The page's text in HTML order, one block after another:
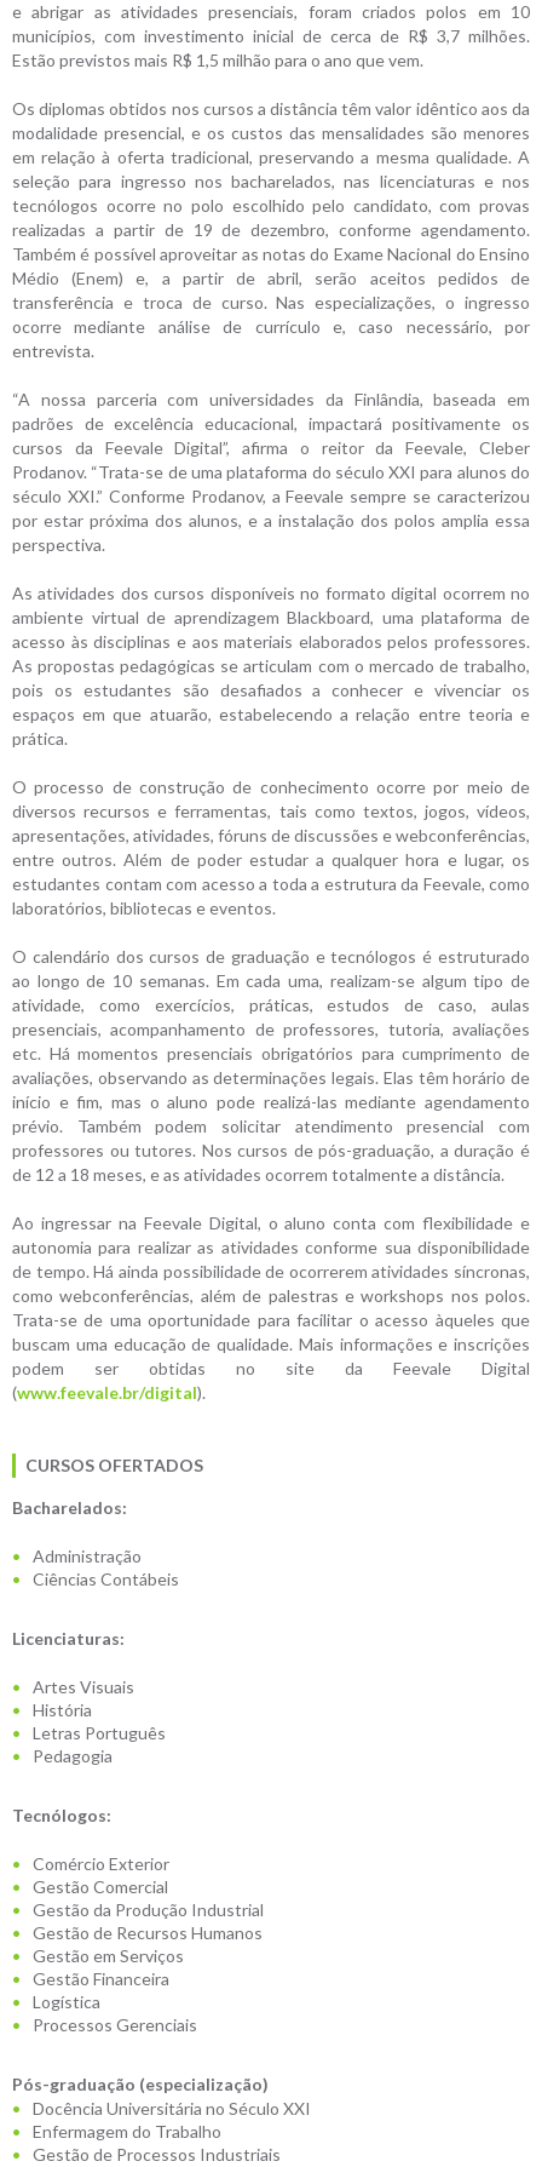
e abrigar as atividades presenciais, foram criados polos em 10
municípios, com investimento inicial de cerca de R$ 3,7 milhões.
Estão previstos mais R$ 1,5 milhão para o ano que vem.
Os diplomas obtidos nos cursos a distância têm valor idêntico aos da
modalidade presencial, e os custos das mensalidades são menores
em relação à oferta tradicional, preservando a mesma qualidade. A
seleção para ingresso nos bacharelados, nas licenciaturas e nos
tecnólogos ocorre no polo escolhido pelo candidato, com provas
realizadas a partir de 19 de dezembro, conforme agendamento.
Também é possível aproveitar as notas do Exame Nacional do Ensino
Médio (Enem) e, a partir de abril, serão aceitos pedidos de
transferência e troca de curso. Nas especializações, o ingresso
ocorre mediante análise de currículo e, caso necessário, por
entrevista.
“A nossa parceria com universidades da Finlândia, baseada em
padrões de excelência educacional, impactará positivamente os
cursos da Feevale Digital”, afirma o reitor da Feevale, Cleber
Prodanov. “Trata-se de uma plataforma do século XXI para alunos do
século XXI.” Conforme Prodanov, a Feevale sempre se caracterizou
por estar próxima dos alunos, e a instalação dos polos amplia essa
perspectiva.
As atividades dos cursos disponíveis no formato digital ocorrem no
ambiente virtual de aprendizagem Blackboard, uma plataforma de
acesso às disciplinas e aos materiais elaborados pelos professores.
As propostas pedagógicas se articulam com o mercado de trabalho,
pois os estudantes são desafiados a conhecer e vivenciar os
espaços em que atuarão, estabelecendo a relação entre teoria e
prática.
O processo de construção de conhecimento ocorre por meio de
diversos recursos e ferramentas, tais como textos, jogos, vídeos,
apresentações, atividades, fóruns de discussões e webconferências,
entre outros. Além de poder estudar a qualquer hora e lugar, os
estudantes contam com acesso a toda a estrutura da Feevale, como
laboratórios, bibliotecas e eventos.
O calendário dos cursos de graduação e tecnólogos é estruturado
ao longo de 10 semanas. Em cada uma, realizam-se algum tipo de
atividade, como exercícios, práticas, estudos de caso, aulas
presenciais, acompanhamento de professores, tutoria, avaliações
etc. Há momentos presenciais obrigatórios para cumprimento de
avaliações, observando as determinações legais. Elas têm horário de
início e fim, mas o aluno pode realizá-las mediante agendamento
prévio. Também podem solicitar atendimento presencial com
professores ou tutores. Nos cursos de pós-graduação, a duração é
de 12 a 18 meses, e as atividades ocorrem totalmente a distância.
Ao ingressar na Feevale Digital, o aluno conta com flexibilidade e
autonomia para realizar as atividades conforme sua disponibilidade
de tempo. Há ainda possibilidade de ocorrerem atividades síncronas,
como webconferências, além de palestras e workshops nos polos.
Trata-se de uma oportunidade para facilitar o acesso àqueles que
buscam uma educação de qualidade. Mais informações e inscrições
podem ser obtidas no site da Feevale Digital
(www.feevale.br/digital).
CURSOS OFERTADOS
Bacharelados:
Administração
Ciências Contábeis
Licenciaturas:
Artes Visuais
História
Letras Português
Pedagogia
Tecnólogos:
Comércio Exterior
Gestão Comercial
Gestão da Produção Industrial
Gestão de Recursos Humanos
Gestão em Serviços
Gestão Financeira
Logística
Processos Gerenciais
Pós-graduação (especialização)
Docência Universitária no Século XXI
Enfermagem do Trabalho
Gestão de Processos Industriais